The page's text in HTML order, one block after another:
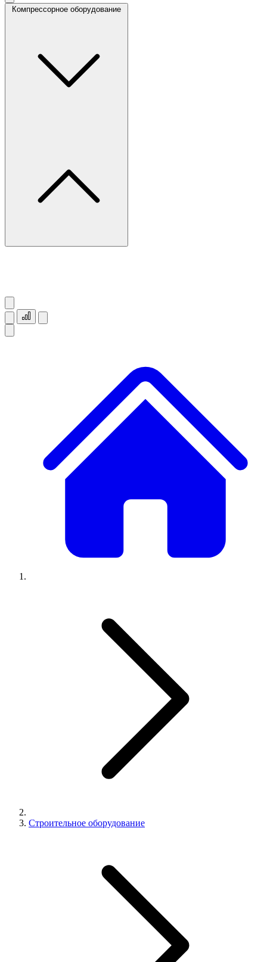
Компрессорное оборудование
Строительное оборудование